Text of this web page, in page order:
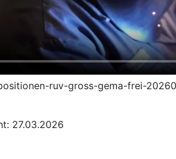
ruv-gross-gema-frei-
27.03.2026